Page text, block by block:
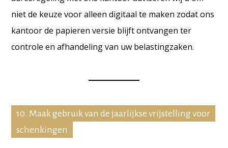
niet de keuze voor alleen digitaal te maken zodat ons
kantoor de papieren versie blijft ontvangen ter
controle en afhandeling van uw belastingzaken.
10. Maak gebruik van de jaarlijkse vrijstelling voor
schenkingen